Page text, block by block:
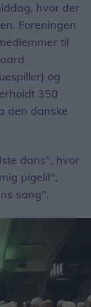
hvor der
Foreningen
til
og
350
den danske
dans", hvor
pigelil",
sang".